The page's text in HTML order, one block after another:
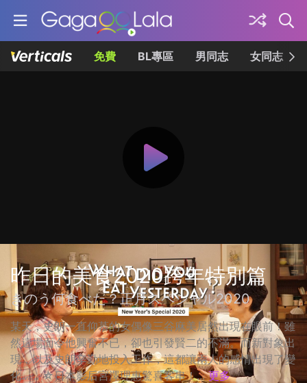
免費 BL專區 男同志 女同志
昨日的美食2020跨年特別篇
きのう何食べた？正月スペシャル2020
某天，史朗一直仰慕的女偶像三谷麻美居然出現在眼前！雖
然這場面令他興奮不已，卻也引發賢二的不滿。而新對象出
現，以及史朗辛勤地投入工作，這都讓兩人的感情出現了變
化…… ☆日本影后宮澤理惠驚喜客串！... 更多